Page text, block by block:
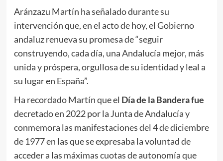
Aránzazu Martín ha señalado durante su
intervención que, en el acto de hoy, el Gobierno
andaluz renueva su promesa de “seguir
construyendo, cada día, una Andalucía mejor, más
unida y próspera, orgullosa de su identidad y leal a
su lugar en España”.
Ha recordado Martín que el Día de la Bandera fue
decretado en 2022 por la Junta de Andalucía y
conmemora las manifestaciones del 4 de diciembre
de 1977 en las que se expresaba la voluntad de
acceder a las máximas cuotas de autonomía que